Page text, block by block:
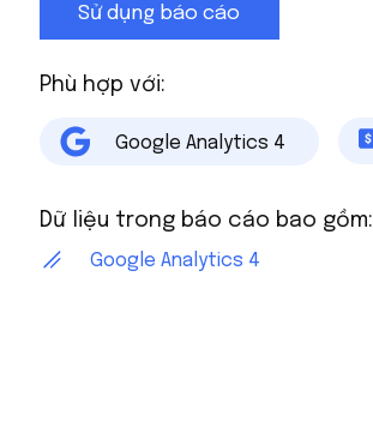
Sử dụng báo cáo
Phù hợp với:
Google Analytics 4
Dữ liệu trong báo cáo bao gồm:
Google Analytics 4